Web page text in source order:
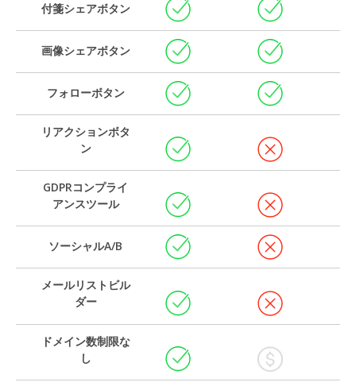
付箋シェアボタン
画像シェアボタン
フォローボタン
リアクションボタ
ン
GDPRコンプライ
アンスツール
ソーシャルA/B
メールリストビル
ダー
ドメイン数制限な
し